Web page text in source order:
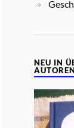
NEU IN